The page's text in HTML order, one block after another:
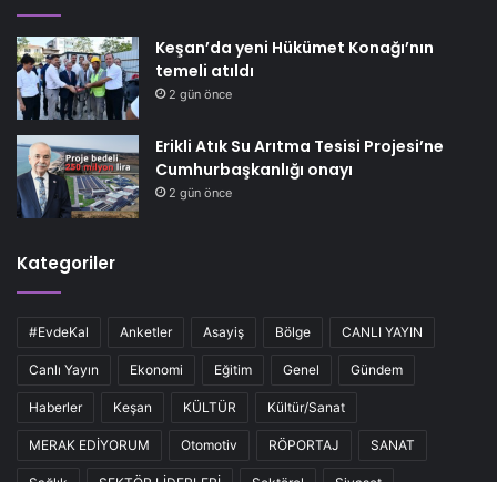
Keşan’da yeni Hükümet Konağı’nın
temeli atıldı
2 gün önce
Erikli Atık Su Arıtma Tesisi Projesi’ne
Cumhurbaşkanlığı onayı
2 gün önce
Kategoriler
#EvdeKal Anketler Asayiş Bölge CANLI YAYIN
Canlı Yayın Ekonomi Eğitim Genel Gündem
Haberler Keşan KÜLTÜR Kültür/Sanat
MERAK EDİYORUM Otomotiv RÖPORTAJ SANAT